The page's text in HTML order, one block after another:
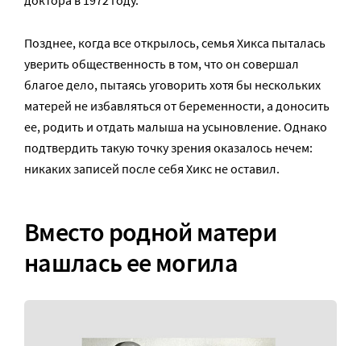
Позднее, когда все открылось, семья Хикса пыталась
уверить общественность в том, что он совершал
благое дело, пытаясь уговорить хотя бы нескольких
матерей не избавляться от беременности, а доносить
ее, родить и отдать малыша на усыновление. Однако
подтвердить такую точку зрения оказалось нечем:
никаких записей после себя Хикс не оставил.
Вместо родной матери
нашлась ее могила